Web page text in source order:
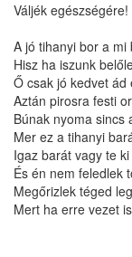
Váljék egészségére!
A jó tihanyi bor a mi
Hisz ha iszunk
Ő csak jó kedvet ád
Aztán pirosra festi
Búnak nyoma sincs
Mer ez a tihanyi
Igaz barát vagy te
És én nem feledlek
Megőrizlek téged
Mert ha erre vezet